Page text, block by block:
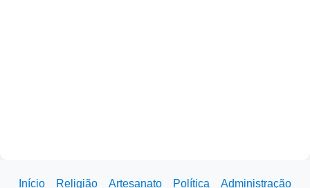
Início Religião Artesanato Política Administração